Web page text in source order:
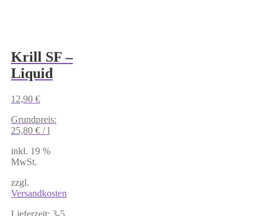
Krill SF –
Liquid
12,90 €
Grundpreis:
25,80 € /l
inkl. 19 %
MwSt.
zzgl.
Versandkosten